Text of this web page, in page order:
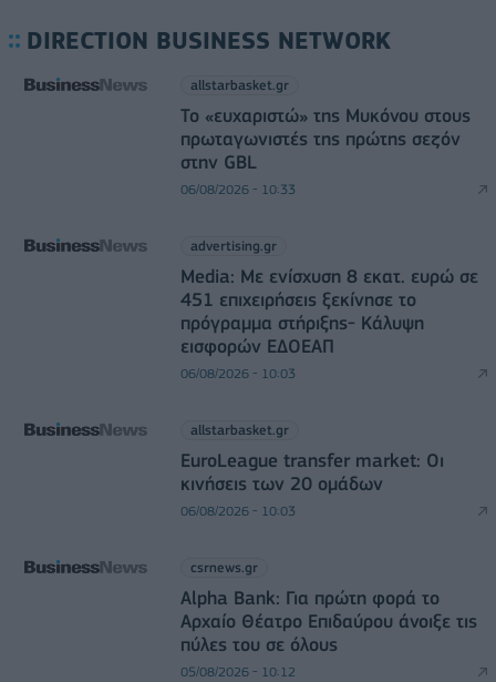
DIRECTION BUSINESS NETWORK
allstarbasket.gr
Το «ευχαριστώ» της Μυκόνου στους
πρωταγωνιστές της πρώτης σεζόν
στην GBL
06/08/2026 - 10:33
advertising.gr
Media: Με ενίσχυση 8 εκατ. ευρώ σε
451 επιχειρήσεις ξεκίνησε το
πρόγραμμα στήριξης- Κάλυψη
εισφορών ΕΔΟΕΑΠ
06/08/2026 - 10:03
allstarbasket.gr
EuroLeague transfer market: Οι
κινήσεις των 20 ομάδων
06/08/2026 - 10:03
csrnews.gr
Alpha Bank: Για πρώτη φορά το
Αρχαίο Θέατρο Επιδαύρου άνοιξε τις
πύλες του σε όλους
05/08/2026 - 10:12